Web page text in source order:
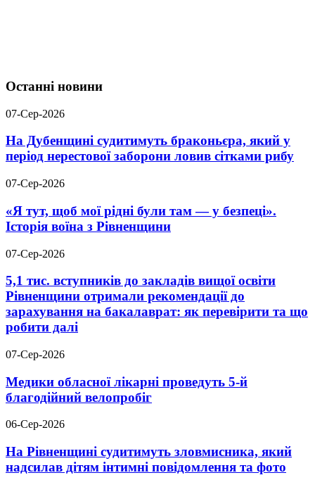
Останні новини
07-Сер-2026
На Дубенщині судитимуть браконьєра, який у
період нерестової заборони ловив сітками рибу
07-Сер-2026
«Я тут, щоб мої рідні були там — у безпеці».
Історія воїна з Рівненщини
07-Сер-2026
5,1 тис. вступників до закладів вищої освіти
Рівненщини отримали рекомендації до
зарахування на бакалаврат: як перевірити та що
робити далі
07-Сер-2026
Медики обласної лікарні проведуть 5-й
благодійний велопробіг
06-Сер-2026
На Рівненщині судитимуть зловмисника, який
надсилав дітям інтимні повідомлення та фото